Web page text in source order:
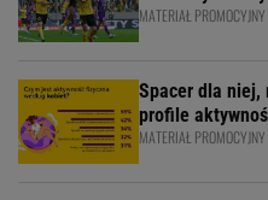
MATERIAŁ PROMOCYJNY
Spacer dla niej,
profile
MATERIAŁ